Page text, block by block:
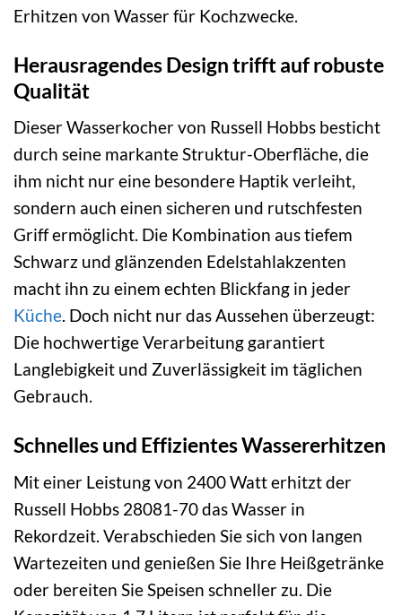
Erhitzen von Wasser für Kochzwecke.
Herausragendes Design trifft auf robuste
Qualität
Dieser Wasserkocher von Russell Hobbs besticht
durch seine markante Struktur-Oberfläche, die
ihm nicht nur eine besondere Haptik verleiht,
sondern auch einen sicheren und rutschfesten
Griff ermöglicht. Die Kombination aus tiefem
Schwarz und glänzenden Edelstahlakzenten
macht ihn zu einem echten Blickfang in jeder
Küche. Doch nicht nur das Aussehen überzeugt:
Die hochwertige Verarbeitung garantiert
Langlebigkeit und Zuverlässigkeit im täglichen
Gebrauch.
Schnelles und Effizientes Wassererhitzen
Mit einer Leistung von 2400 Watt erhitzt der
Russell Hobbs 28081-70 das Wasser in
Rekordzeit. Verabschieden Sie sich von langen
Wartezeiten und genießen Sie Ihre Heißgetränke
oder bereiten Sie Speisen schneller zu. Die